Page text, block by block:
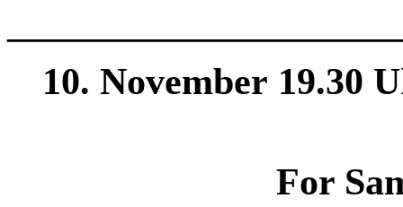
10. November 19.30
For